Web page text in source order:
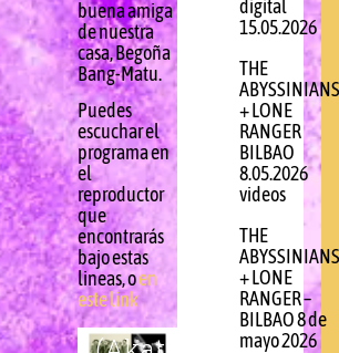
buena amiga
de nuestra
casa, Begoña
Bang-Matu.
Puedes
escuchar el
programa en
el
reproductor
que
encontrarás
bajo estas
lineas, oen
este link
digital
15.05.2026
THE
ABYSSINIANS
+ LONE
RANGER
BILBAO
8.05.2026
videos
THE
ABYSSINIANS
+ LONE
RANGER –
BILBAO 8 de
mayo 2026